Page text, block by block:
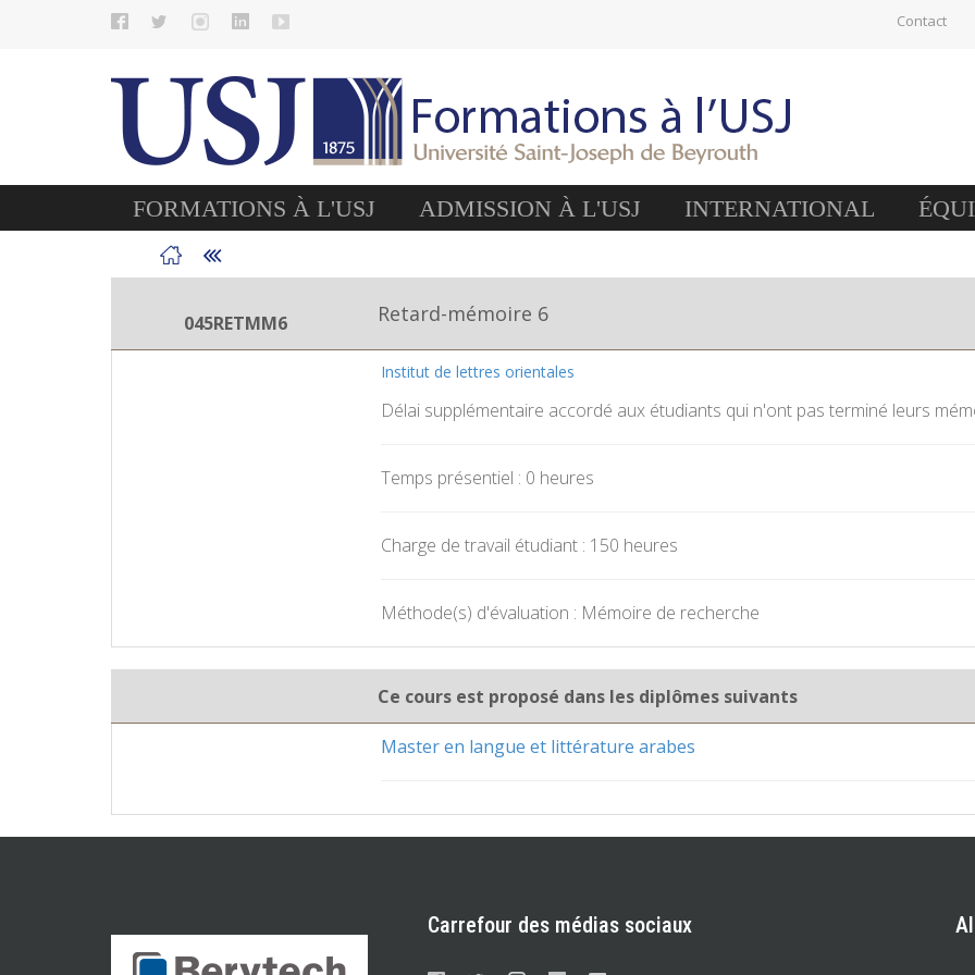
Contact
FORMATIONS À L'USJ ADMISSION À L'USJ INTERNATIONAL
045RETMM6 Retard-mémoire 6
Institut de lettres orientales
Délai supplémentaire accordé aux étudiants qui n'ont pas terminé leurs
Temps présentiel : 0 heures
Charge de travail étudiant : 150 heures
Méthode(s) d'évaluation : Mémoire de recherche
Ce cours est proposé dans les diplômes suivants
Master en langue et littérature arabes
Carrefour des médias sociaux